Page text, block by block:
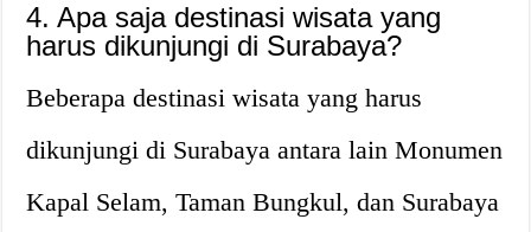
4. Apa saja destinasi wisata yang
harus dikunjungi di Surabaya?
Beberapa destinasi wisata yang harus
dikunjungi di Surabaya antara lain Monumen
Kapal Selam, Taman Bungkul, dan Surabaya